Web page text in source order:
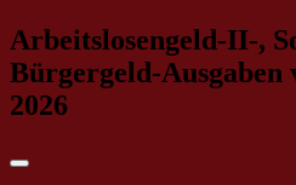
Arbeitslosengeld-II-,
Bürgergeld-Ausgaben
2026